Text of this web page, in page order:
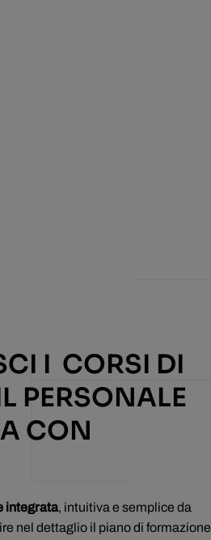
I CORSI DI
PERSONALE
CON
integrata, intuitiva e semplice da
nel dettaglio il piano di formazione